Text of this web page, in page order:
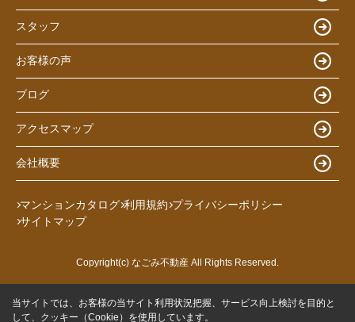
スタッフ
お客様の声
ブログ
アクセスマップ
会社概要
マンションカタログ 利用規約 プライバシーポリシー
サイトマップ
Copyright(c) なごみ不動産 All Rights Reserved.
当サイトでは、お客様の当サイト利用状況把握、サービス向上検討を目的と
して、クッキー（Cookie）を使用しています。